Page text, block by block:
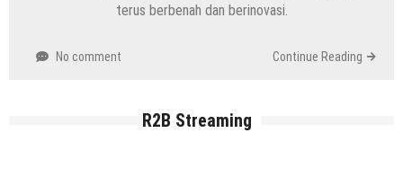
terus berbenah dan berinovasi.
No comment Continue Reading
R2B Streaming